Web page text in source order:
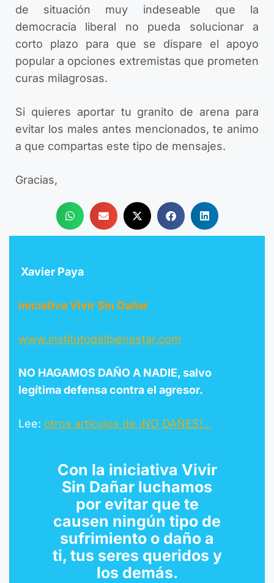
de situación muy indeseable que la
democracia liberal no pueda solucionar a
corto plazo para que se dispare el apoyo
popular a opciones extremistas que prometen
curas milagrosas.
Si quieres aportar tu granito de arena para
evitar los males antes mencionados, te animo
a que compartas este tipo de mensajes.
Gracias,
Xavier Paya
iniciativa Vivir Sin Dañar
www.institutodelbienestar.com
NO HAGAMOS DAÑO A NADIE, salvo
legítima defensa contra el agresor.
Lee: otros artículos de ¡NO DAÑES!…
Con la iniciativa Vivir
Sin Dañar luchamos
por evitar que te
causen ningún tipo de
sufrimiento o daño a
ti, tus seres queridos y
los demás.